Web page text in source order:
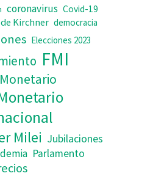
coronavirus Covid-19
Kirchner democracia
Elecciones 2023
FMI
Milei Jubilaciones
Parlamento